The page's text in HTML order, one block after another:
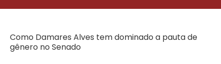
Como Damares Alves tem dominado a pauta de
gênero no Senado